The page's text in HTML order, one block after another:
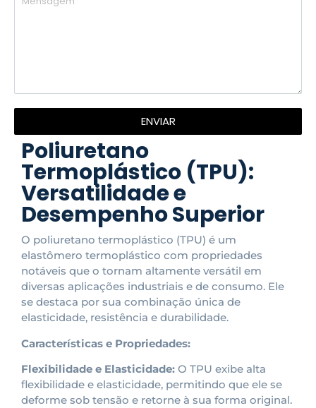
ENVIAR
Poliuretano
Termoplástico (TPU):
Versatilidade e
Desempenho Superior
O poliuretano termoplástico (TPU) é um
elastômero termoplástico com propriedades
notáveis que o tornam altamente versátil em
diversas aplicações industriais e de consumo. Ele
se destaca por sua combinação única de
elasticidade, resistência e durabilidade.
Características e Propriedades:
Flexibilidade e Elasticidade: O TPU exibe alta
flexibilidade e elasticidade, permitindo que ele se
deforme sob tensão e retorne à sua forma original.